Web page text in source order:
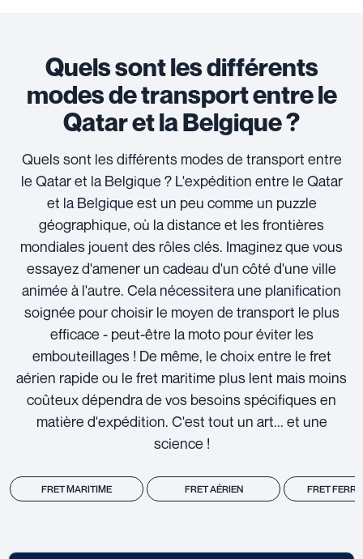
Quels sont les différents
modes de transport entre le
Qatar et la Belgique ?
Quels sont les différents modes de transport entre
le Qatar et la Belgique ? L'expédition entre le Qatar
et la Belgique est un peu comme un puzzle
géographique, où la distance et les frontières
mondiales jouent des rôles clés. Imaginez que vous
essayez d'amener un cadeau d'un côté d'une ville
animée à l'autre. Cela nécessitera une planification
soignée pour choisir le moyen de transport le plus
efficace - peut-être la moto pour éviter les
embouteillages ! De même, le choix entre le fret
aérien rapide ou le fret maritime plus lent mais moins
coûteux dépendra de vos besoins spécifiques en
matière d'expédition. C'est tout un art... et une
science !
FRET MARITIME FRET AÉRIEN FRET